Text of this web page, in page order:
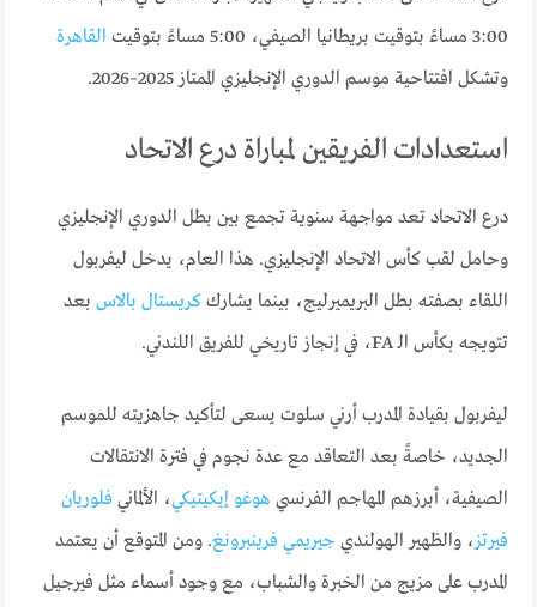
3:00 مساءً بتوقيت بريطانيا الصيفي، 5:00 مساءً بتوقيت
القاهرة
وتشكل افتتاحية موسم الدوري الإنجليزي الممتاز 2025–2026.
استعدادات الفريقين لمباراة درع الاتحاد
درع الاتحاد تعد مواجهة سنوية تجمع بين بطل الدوري الإنجليزي
وحامل لقب كأس الاتحاد الإنجليزي. هذا العام، يدخل ليفربول
اللقاء بصفته بطل البريميرليج، بينما يشارككريستال بالاس بعد
تتويجه بكأس الـ FA، في إنجاز تاريخي للفريق اللندني.
ليفربول بقيادة المدرب أرني سلوت يسعى لتأكيد جاهزيته للموسم
الجديد، خاصةً بعد التعاقد مع عدة نجوم في فترة الانتقالات
الصيفية، أبرزهم المهاجم الفرنسي هوغو إيكيتيكي، الألماني فلوريان
فيرتز، والظهير الهولندي جيريمي فرينبرونغ. ومن المتوقع أن يعتمد
المدرب على مزيج من الخبرة والشباب، مع وجود أسماء مثل فيرجيل